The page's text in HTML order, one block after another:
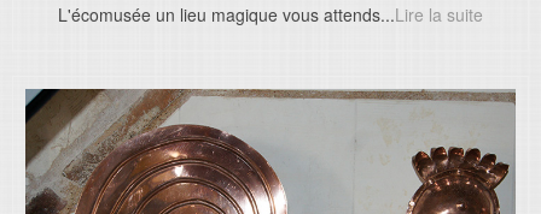
L'écomusée un lieu magique vous attends...Lire la suite